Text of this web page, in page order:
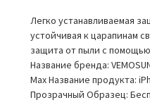
Легко устанавливаемая
устойчивая к царапинам
защита от пыли с
Название бренда:
Max Название продукта:
Прозрачный Образец: